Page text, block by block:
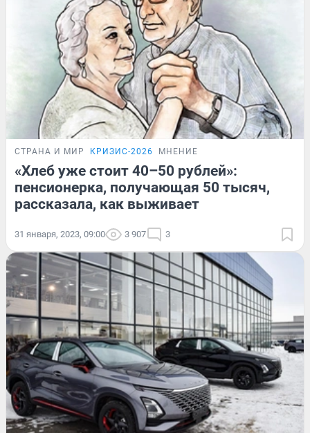
СТРАНА И МИР КРИЗИС-2026 МНЕНИЕ
«Хлеб уже стоит 40–50 рублей»:
пенсионерка, получающая 50 тысяч,
рассказала, как выживает
31 января, 2023, 09:00 3 907 3